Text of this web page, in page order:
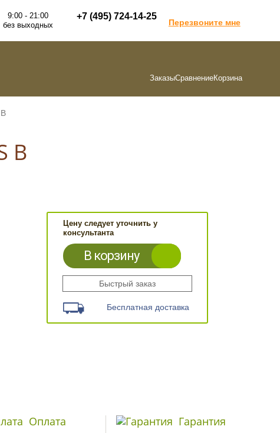
9:00 - 21:00
без выходных
+7 (495) 724-14-25
Перезвоните мне
ЗаказыСравнениеКорзина
B
Цену следует уточнить у
консультанта
В корзину
Быстрый заказ
Бесплатная доставка
Оплата Гарантия